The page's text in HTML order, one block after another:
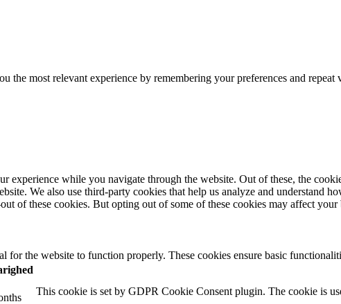
the most relevant experience by remembering your preferences and
experience while you navigate through the website. Out of these, the
We also use third-party cookies that help us analyze and understand
of these cookies. But opting out of some of these cookies may affect
for the website to function properly. These cookies ensure basic
This cookie is set by GDPR Cookie Consent plugin. The cookie is